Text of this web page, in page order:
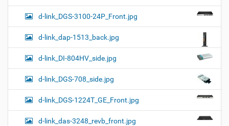
d-link_DGS-3100-24P_Front.jpg
d-link_dap-1513_back.jpg
d-link_DI-804HV_side.jpg
d-link_DGS-708_side.jpg
d-link_DGS-1224T_GE_Front.jpg
d-link_das-3248_revb_front.jpg